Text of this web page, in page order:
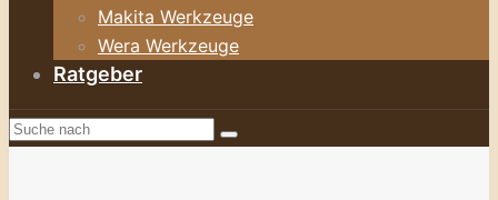
Makita Werkzeuge
Wera Werkzeuge
Ratgeber